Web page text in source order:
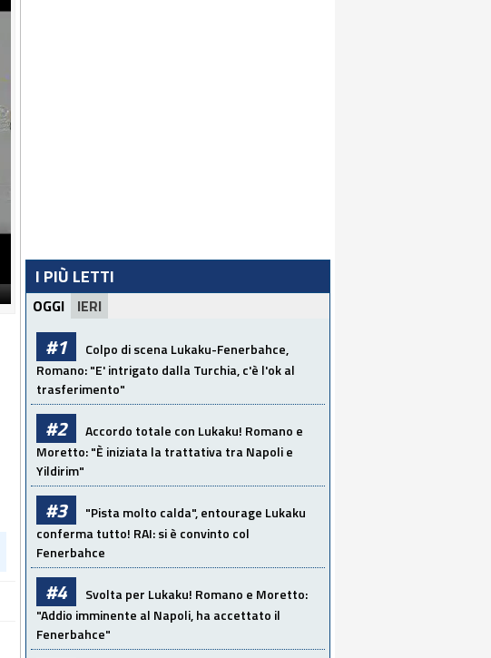
I PIÙ LETTI
OGGI IERI
#1
Colpo di scena Lukaku-Fenerbahce,
Romano: "E' intrigato dalla Turchia, c'è l'ok al
trasferimento"
#2
Accordo totale con Lukaku! Romano e
Moretto: "È iniziata la trattativa tra Napoli e
Yildirim"
#3
"Pista molto calda", entourage Lukaku
conferma tutto! RAI: si è convinto col
Fenerbahce
#4
Svolta per Lukaku! Romano e Moretto:
"Addio imminente al Napoli, ha accettato il
Fenerbahce"